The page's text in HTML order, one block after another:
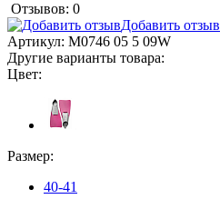
Отзывов: 0
Добавить отзыв
Артикул: M0746 05 5 09W
Другие варианты товара:
Цвет:
Размер:
40-41